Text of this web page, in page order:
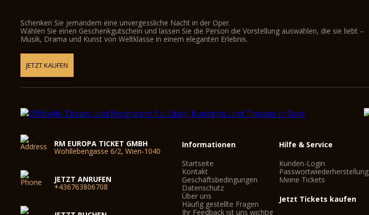
Schenken Sie jemandem eine unvergessliche Nacht in der Oper.
Wählen Sie einen Geschenkgutschein und lassen Sie die Person die Vorstellung auswählen, die sie liebt –
Musik, Drama und Kunst von Weltklasse in einem eleganten Erlebnis.
JETZT KAUFEN
RM EUROPA TICKET GMBH
Wohllebengasse 6/2, Wien-1040
JETZT ANRUFEN
+436763806708
Informationen
Startseite
Kontakt
Geschäftsbedingungen
Datenschutz
Über uns
Häufig gestellte Fragen
Ihr Feedback ist uns wichtig
Hilfe & Service
Kunden-Login
Passwortwiederherstellung
Meine Tickets
Jetzt Tickets kaufen